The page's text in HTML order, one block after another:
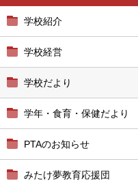
学校紹介
学校経営
学校だより
学年・食育・保健だより
PTAのお知らせ
みたけ夢教育応援団